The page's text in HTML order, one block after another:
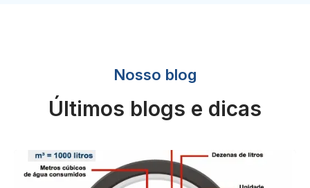
Nosso blog
Últimos blogs e dicas